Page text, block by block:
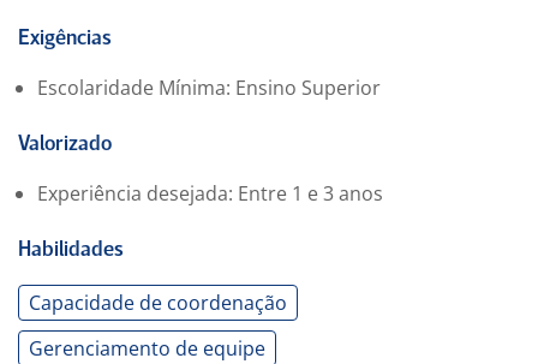
Acesso a programas de desenvolvimento profissional
Ambiente de colaboração e aprendizado contínuo
A pessoa que assumir a função terá a chance de
contribuir significativamente para o desenvolvimento e
Benefícios:
-. CONVÊNIO ODONTOLÓGICO
-. CONVÊNIO MÉDICO
Exigências
Escolaridade Mínima: Ensino Superior
Valorizado
Experiência desejada: Entre 1 e 3 anos
Habilidades
Capacidade de coordenação
Gerenciamento de equipe